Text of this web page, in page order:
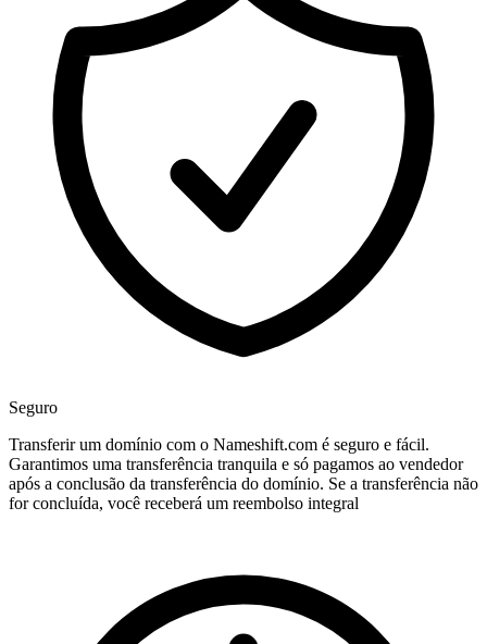
Seguro
Transferir um domínio com o Nameshift.com é seguro e fácil.
Garantimos uma transferência tranquila e só pagamos ao vendedor
após a conclusão da transferência do domínio. Se a transferência não
for concluída, você receberá um reembolso integral